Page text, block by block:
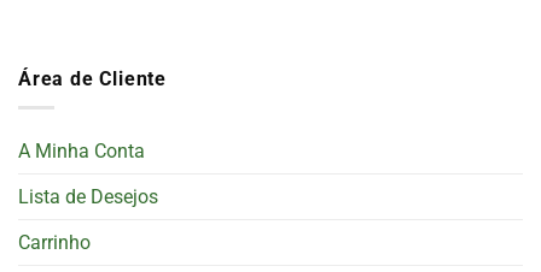
Área de Cliente
A Minha Conta
Lista de Desejos
Carrinho